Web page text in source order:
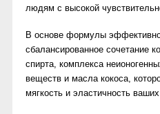
людям с высокой
В основе формулы
сбалансированное сочетание
спирта, комплекса
веществ и масла кокоса,
мягкость и эластичность